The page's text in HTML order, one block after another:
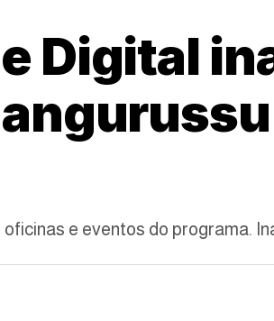
Digital
e eventos do programa.